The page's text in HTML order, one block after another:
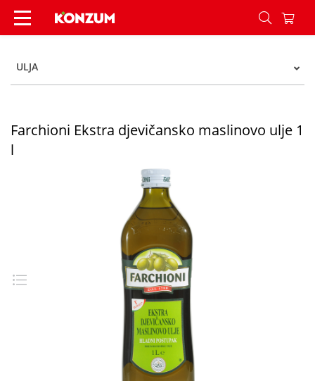
Farchioni Ekstra djevičansko maslinovo ulje 1 l -
ULJA
Farchioni Ekstra djevičansko maslinovo ulje 1
l